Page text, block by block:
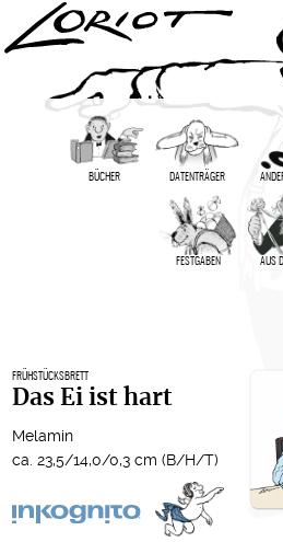
BÜCHER DATENTRÄGER
FESTGABEN AUS
FRÜHSTÜCKSBRETT
Das Ei ist hart
Melamin
ca. 23,5/14,0/0,3 cm (B/H/T)